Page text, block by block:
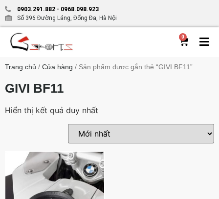
0903.291.882 - 0968.098.923
Số 396 Đường Láng, Đống Đa, Hà Nội
0
Trang chủ / Cửa hàng / Sản phẩm được gắn thẻ “GIVI BF11”
GIVI BF11
Hiển thị kết quả duy nhất